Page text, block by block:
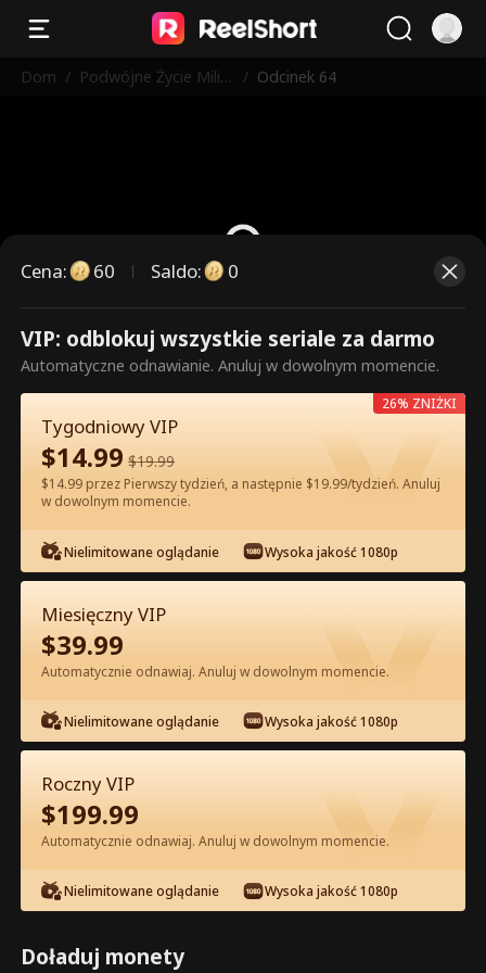
Dom / Podwójne Życie Milia
/ Odcinek 64
To są płatne odcinki. Odblokuj,
aby oglądać.
60
Odcinek 64 - Podwójne Życie
Miliarderki Pełna Wersja Filmu
0-49 50-70 Wszystkie Odcinki
64 65 66 67 68
Cena: 60 Saldo: 0
VIP: odblokuj wszystkie seriale za darmo
Automatyczne odnawianie. Anuluj w dowolnym momencie.
Tygodniowy VIP
$14.99 $19.99
$14.99 przez Pierwszy tydzień, a następnie $19.99/tydzień. Anuluj
w dowolnym momencie.
Nielimitowane oglądanie Wysoka jakość 1080p
26% ZNIŻKI
Miesięczny VIP
$39.99
Automatycznie odnawiaj. Anuluj w dowolnym momencie.
Nielimitowane oglądanie Wysoka jakość 1080p
Roczny VIP
$199.99
Automatycznie odnawiaj. Anuluj w dowolnym momencie.
Nielimitowane oglądanie Wysoka jakość 1080p
Doładuj monety